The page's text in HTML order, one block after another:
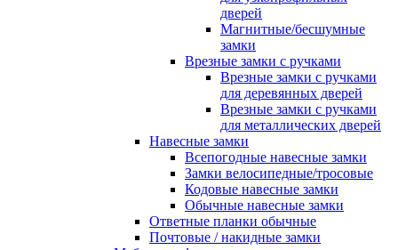
дверей
Магнитные/бесшумные
замки
Врезные замки с ручками
Врезные замки с ручками
для деревянных дверей
Врезные замки с ручками
для металлических дверей
Навесные замки
Всепогодные навесные замки
Замки велосипедные/тросовые
Кодовые навесные замки
Обычные навесные замки
Ответные планки обычные
Почтовые / накидные замки